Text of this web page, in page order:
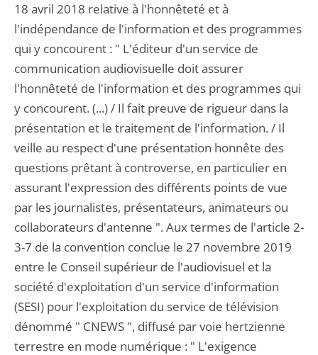
18 avril 2018 relative à l'honnêteté et à
l'indépendance de l'information et des programmes
qui y concourent : " L'éditeur d'un service de
communication audiovisuelle doit assurer
l'honnêteté de l'information et des programmes qui
y concourent. (...) / Il fait preuve de rigueur dans la
présentation et le traitement de l'information. / Il
veille au respect d'une présentation honnête des
questions prêtant à controverse, en particulier en
assurant l'expression des différents points de vue
par les journalistes, présentateurs, animateurs ou
collaborateurs d'antenne ". Aux termes de l'article 2-
3-7 de la convention conclue le 27 novembre 2019
entre le Conseil supérieur de l'audiovisuel et la
société d'exploitation d'un service d'information
(SESI) pour l'exploitation du service de télévision
dénommé " CNEWS ", diffusé par voie hertzienne
terrestre en mode numérique : " L'exigence